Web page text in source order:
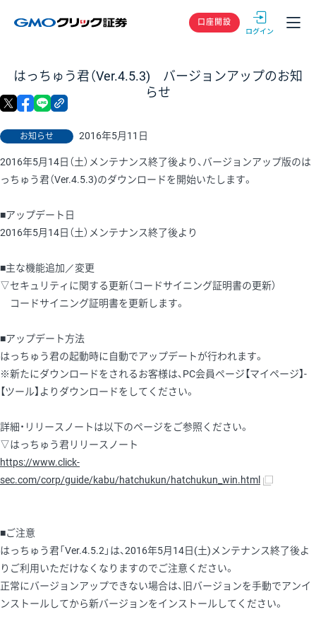
GMOクリック
口座開設
はっちゅう君（Ver.4.5.3) バージョンアップのお知
らせ
お知らせ 2016年5月11日
X facebook
2016年5月14日（土）メンテナンス終了後より、バージョンアップ版のは
っちゅう君（Ver.4.5.3)のダウンロードを開始いたします。
■アップデート日
2016年5月14日（土）メンテナンス終了後より
■主な機能追加／変更
▽セキュリティに関する更新（コードサイニング証明書の更新）
コードサイニング証明書を更新します。
■アップデート方法
はっちゅう君の起動時に自動でアップデートが行われます。
※新たにダウンロードをされるお客様は、PC会員ページ【マイページ】-
【ツール】よりダウンロードをしてください。
詳細・リリースノートは以下のページをご参照ください。
▽はっちゅう君リリースノート
https://www.click-
sec.com/corp/guide/kabu/hatchukun/hatchukun_win.html
■ご注意
はっちゅう君「Ver.4.5.2」は、2016年5月14日(土)メンテナンス終了後よ
りご利用いただけなくなりますのでご注意ください。
正常にバージョンアップできない場合は、旧バージョンを手動でアンイ
ンストールしてから新バージョンをインストールしてください。